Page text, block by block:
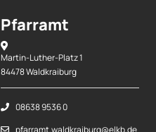
Pfarramt
Martin-Luther-Platz 1
84478 Waldkraiburg
08638 9536 0
pfarramt.waldkraiburg@elkb.de